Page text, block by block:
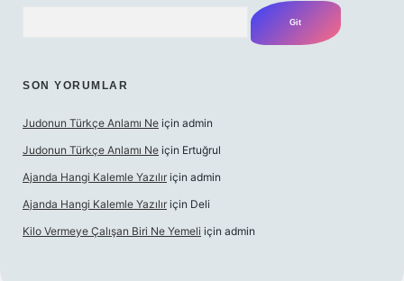
SON YORUMLAR
Judonun Türkçe Anlamı Ne için admin
Judonun Türkçe Anlamı Ne için Ertuğrul
Ajanda Hangi Kalemle Yazılır için admin
Ajanda Hangi Kalemle Yazılır için Deli
Kilo Vermeye Çalışan Biri Ne Yemeli için admin